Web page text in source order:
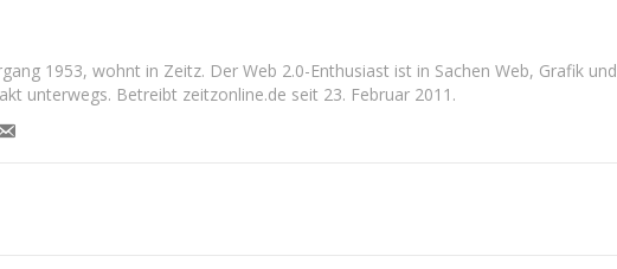
1953, wohnt in Zeitz. Der Web 2.0-Enthusiast ist in Sachen Web, Grafik und
unterwegs. Betreibt zeitzonline.de seit 23. Februar 2011.